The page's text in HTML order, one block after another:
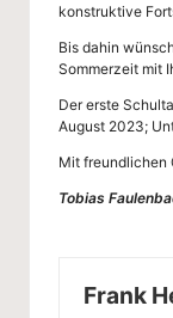
konstruktive
Bis dahin
Sommerzeit mit
Der erste
August 2023;
Mit freundlichen
Tobias
Frank